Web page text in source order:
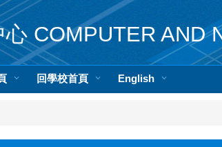
COMPUTER AND
回學校首頁 English